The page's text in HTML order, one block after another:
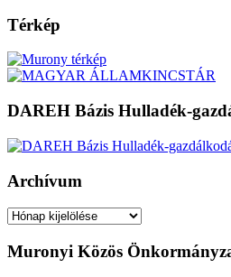
Térkép
DAREH Bázis Hulladék-
Archívum
Archívum
Muronyi Közös